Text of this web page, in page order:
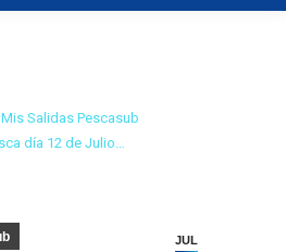
Mis Salidas Pescasub
día 12 de Julio…
JUL